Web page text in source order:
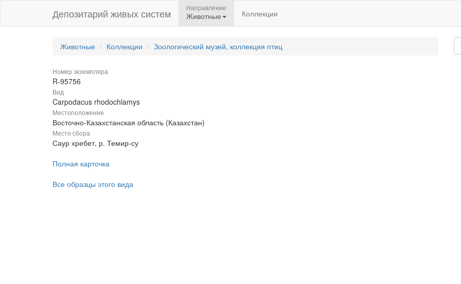
Депозитарий живых систем Направление
Животные Коллекции
Животные Коллекции Зоологический музей, коллекция птиц
Номер экземпляра
R-95756
Вид
Carpodacus rhodochlamys
Местоположение
Восточно-Казахстанская область (Казахстан)
Место сбора
Саур хребет, р. Темир-су
Полная карточка
Все образцы этого вида